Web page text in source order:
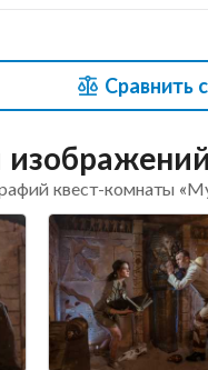
Сравнить
изображений
квест-комнаты